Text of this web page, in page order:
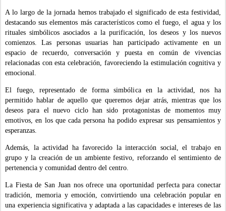
A lo largo de la jornada hemos trabajado el significado de esta festividad,
destacando sus elementos más característicos como el fuego, el agua y los
rituales simbólicos asociados a la purificación, los deseos y los nuevos
comienzos. Las personas usuarias han participado activamente en un
espacio de recuerdo, conversación y puesta en común de vivencias
relacionadas con esta celebración, favoreciendo la estimulación cognitiva y
emocional.
El fuego, representado de forma simbólica en la actividad, nos ha
permitido hablar de aquello que queremos dejar atrás, mientras que los
deseos para el nuevo ciclo han sido protagonistas de momentos muy
emotivos, en los que cada persona ha podido expresar sus pensamientos y
esperanzas.
Además, la actividad ha favorecido la interacción social, el trabajo en
grupo y la creación de un ambiente festivo, reforzando el sentimiento de
pertenencia y comunidad dentro del centro.
La Fiesta de San Juan nos ofrece una oportunidad perfecta para conectar
tradición, memoria y emoción, convirtiendo una celebración popular en
una experiencia significativa y adaptada a las capacidades e intereses de las